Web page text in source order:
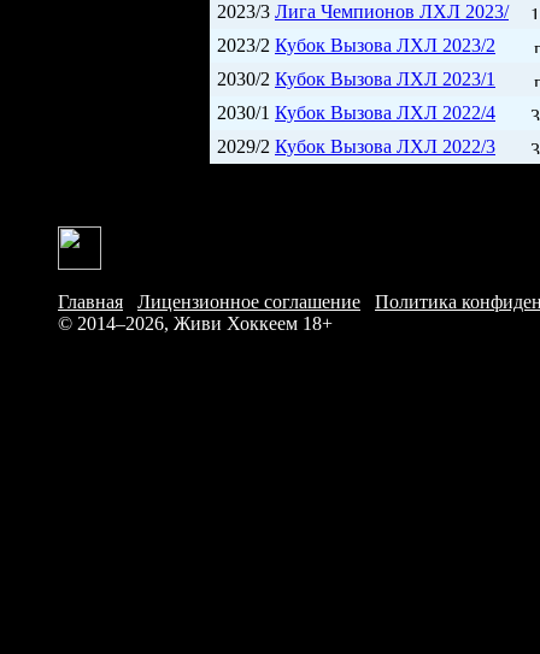
2023/3 Лига Чемпионов ЛХЛ 2023/
2023/2 Кубок Вызова ЛХЛ 2023/2
2030/2 Кубок Вызова ЛХЛ 2023/1
2030/1 Кубок Вызова ЛХЛ 2022/4
2029/2 Кубок Вызова ЛХЛ 2022/3
Главная Лицензионное соглашение
Политика
© 2014–2026, Живи Хоккеем 18+